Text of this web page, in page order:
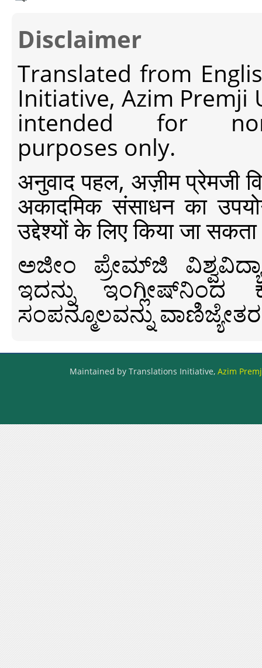
Disclaimer
Translated from
Initiative, Azim Premji
intended for non-
purposes only.
अनुवाद पहल, अज़ीम प्रेमजी
अकादमिक संसाधन का
उद्देश्यों के लिए किया जा
ಅಜೀಂ ಪ್ರೇಮ್‍ಜಿ
ಇದನ್ನು ಇಂಗ್ಲೀಷ್‍ನಿಂದ
ಸಂಪನ್ಮೂಲವನ್ನು
Maintained by Translations Initiative, Azim